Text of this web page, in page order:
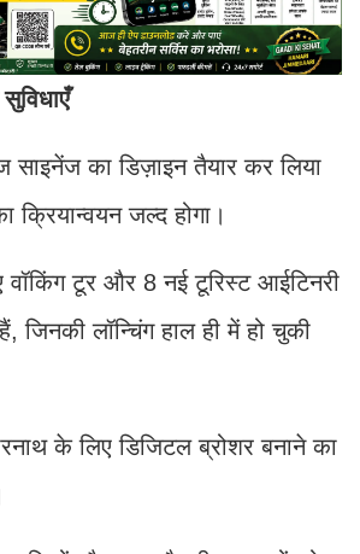
साइनेंज का डिज़ाइन तैयार कर लिया
क्रियान्वयन जल्द होगा।
वॉकिंग टूर और 8 नई टूरिस्ट आईटिनरी
जिनकी लॉन्चिंग हाल ही में हो चुकी
के लिए डिजिटल ब्रोशर बनाने का